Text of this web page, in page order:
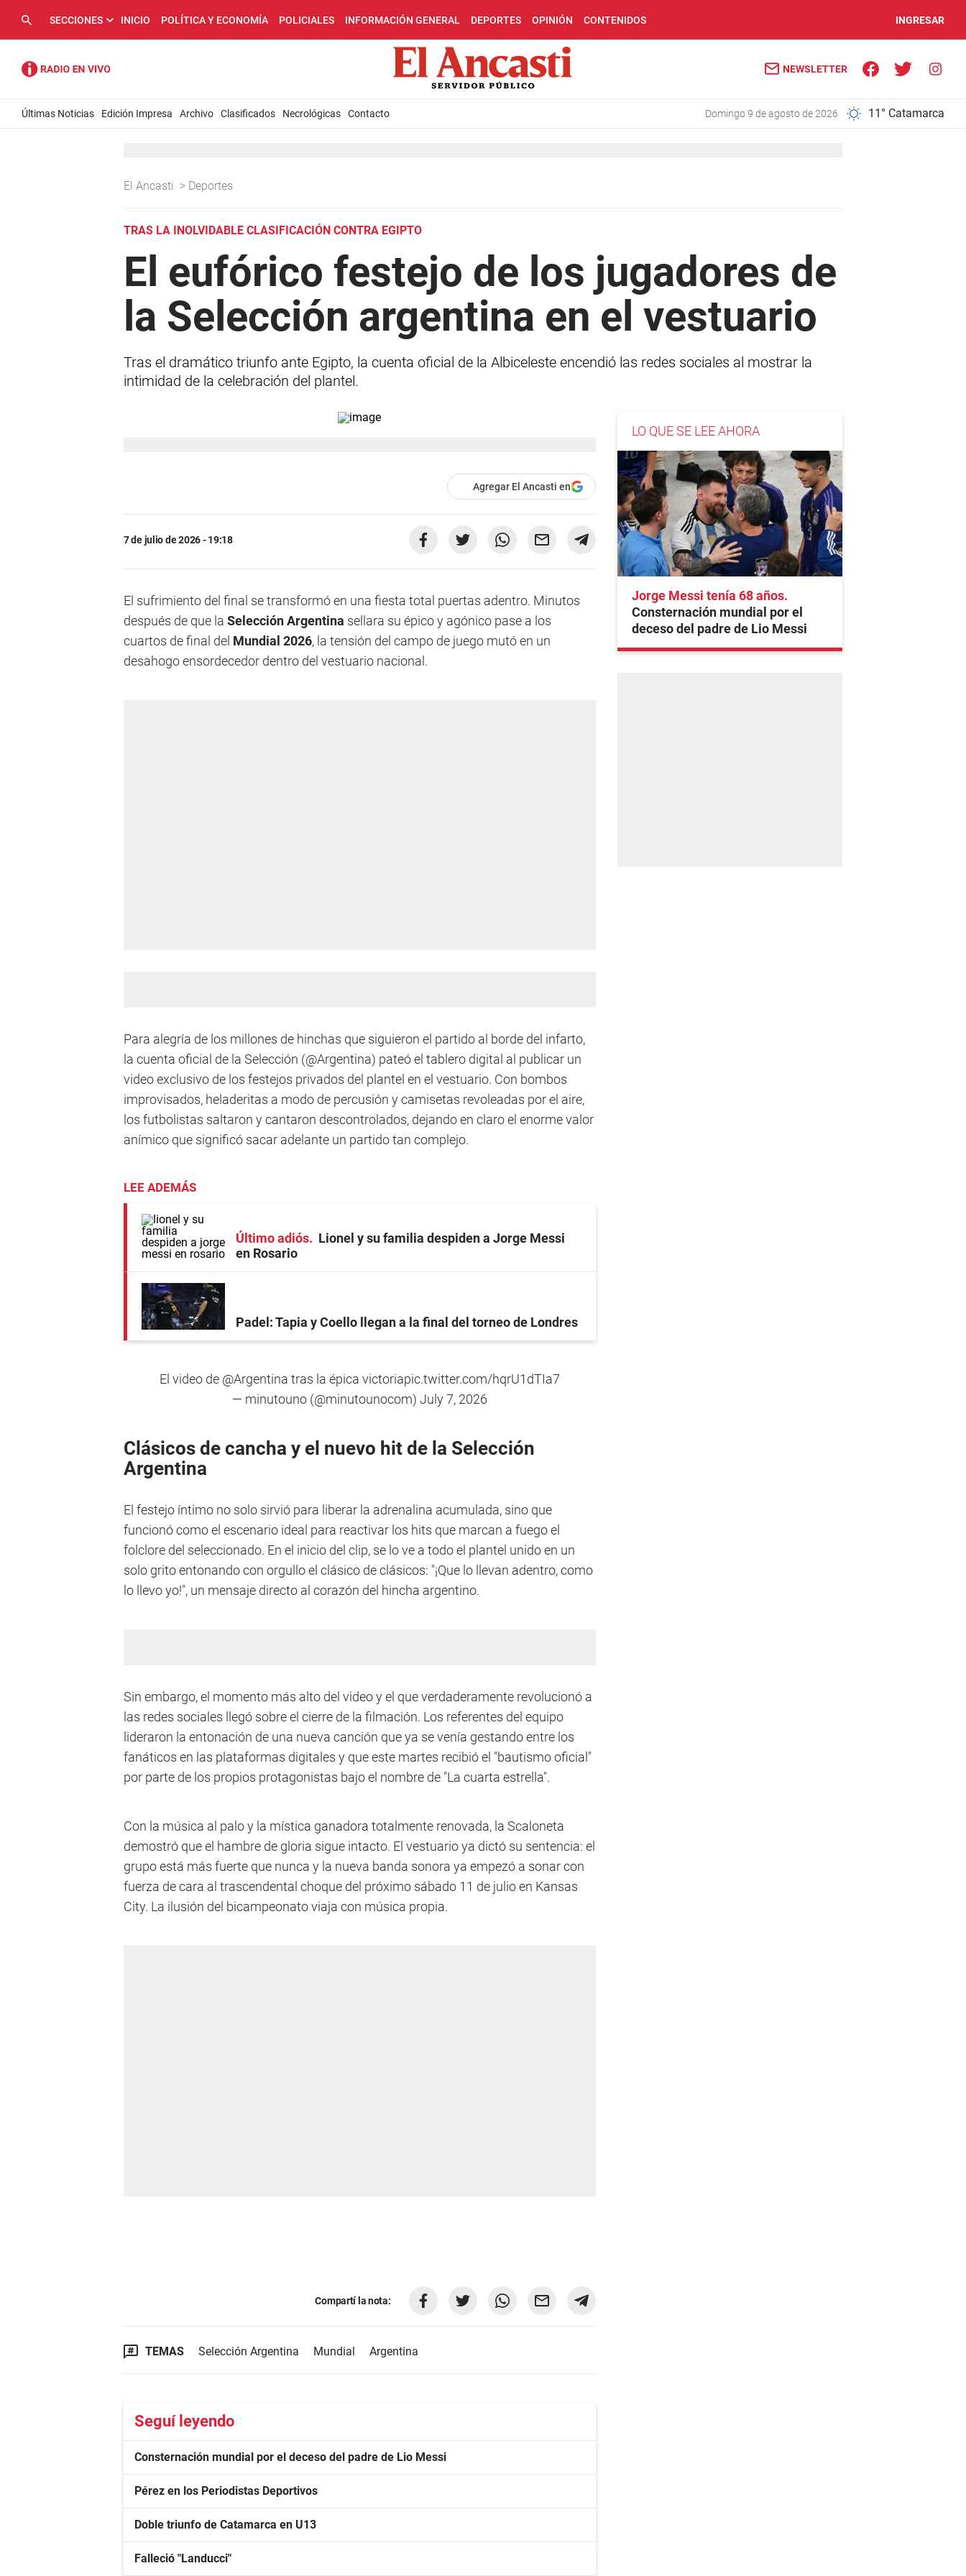
SECCIONES INICIO POLÍTICA Y ECONOMÍA POLICIALES INFORMACIÓN GENERAL DEPORTES OPINIÓN CONTENIDOS INGRESAR
NEWSLETTER
Últimas Noticias Edición Impresa Archivo Clasificados Necrológicas Contacto domingo 9 de agosto de 2026 11° Catamarca
El Ancasti > Deportes
TRAS LA INOLVIDABLE CLASIFICACIÓN CONTRA EGIPTO
El eufórico festejo de los jugadores de
la Selección argentina en el vestuario
Tras el dramático triunfo ante Egipto, la cuenta oficial de la Albiceleste encendió las redes sociales al mostrar la
intimidad de la celebración del plantel.
Agregar El Ancasti en
7 de julio de 2026 - 19:18
El sufrimiento del final se transformó en una fiesta total puertas adentro. Minutos
después de que la Selección Argentina sellara su épico y agónico pase a los
cuartos de final del Mundial 2026, la tensión del campo de juego mutó en un
desahogo ensordecedor dentro del vestuario nacional.
Para alegría de los millones de hinchas que siguieron el partido al borde del infarto,
la cuenta oficial de la Selección (@Argentina) pateó el tablero digital al publicar un
video exclusivo de los festejos privados del plantel en el vestuario. Con bombos
improvisados, heladeritas a modo de percusión y camisetas revoleadas por el aire,
los futbolistas saltaron y cantaron descontrolados, dejando en claro el enorme valor
anímico que significó sacar adelante un partido tan complejo.
LEE ADEMÁS
Último adiós
Lionel y su familia despiden a Jorge Messi
en Rosario
Padel: Tapia y Coello llegan a la final del torneo de Londres
El video de @Argentina tras la épica victoriapic.twitter.com/hqrU1dTIa7
— minutouno (@minutounocom) July 7, 2026
Clásicos de cancha y el nuevo hit de la Selección
Argentina
El festejo íntimo no solo sirvió para liberar la adrenalina acumulada, sino que
funcionó como el escenario ideal para reactivar los hits que marcan a fuego el
folclore del seleccionado. En el inicio del clip, se lo ve a todo el plantel unido en un
solo grito entonando con orgullo el clásico de clásicos: "¡Que lo llevan adentro, como
lo llevo yo!", un mensaje directo al corazón del hincha argentino.
Sin embargo, el momento más alto del video y el que verdaderamente revolucionó a
las redes sociales llegó sobre el cierre de la filmación. Los referentes del equipo
lideraron la entonación de una nueva canción que ya se venía gestando entre los
fanáticos en las plataformas digitales y que este martes recibió el "bautismo oficial"
por parte de los propios protagonistas bajo el nombre de "La cuarta estrella".
Con la música al palo y la mística ganadora totalmente renovada, la Scaloneta
demostró que el hambre de gloria sigue intacto. El vestuario ya dictó su sentencia: el
grupo está más fuerte que nunca y la nueva banda sonora ya empezó a sonar con
fuerza de cara al trascendental choque del próximo sábado 11 de julio en Kansas
City. La ilusión del bicampeonato viaja con música propia.
Compartí la nota:
TEMAS Selección Argentina Mundial Argentina
Seguí leyendo
Consternación mundial por el deceso del padre de Lio Messi
Pérez en los Periodistas Deportivos
Doble triunfo de Catamarca en U13
Falleció "Landucci"
LO QUE SE LEE AHORA
Jorge Messi tenía 68 años
Consternación mundial por el
deceso del padre de Lio Messi